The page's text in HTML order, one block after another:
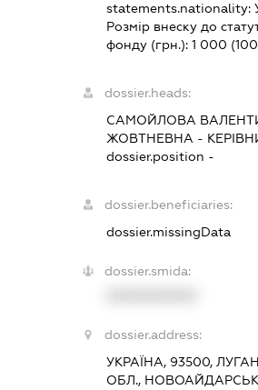
statements.nationality:
Розмір внеску до
фонду (грн.):1 000
dossier.heads:
САМОЙЛОВА
ЖОВТНЕВНА -
dossier.position -
dossier.beneficiaries:
dossier.missingData
dossier.smida:
dossier.address:
УКРАЇНА, 93500,
ОБЛ.,